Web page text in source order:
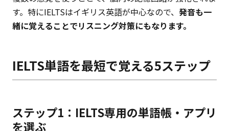
す。特にIELTSはイギリス英語が中心なので、 発音も一
緒に覚えることでリスニング対策にもなります。
IELTS単語を最短で覚える5ステップ
ステップ1：IELTS専用の単語帳・アプリ
を選ぶ